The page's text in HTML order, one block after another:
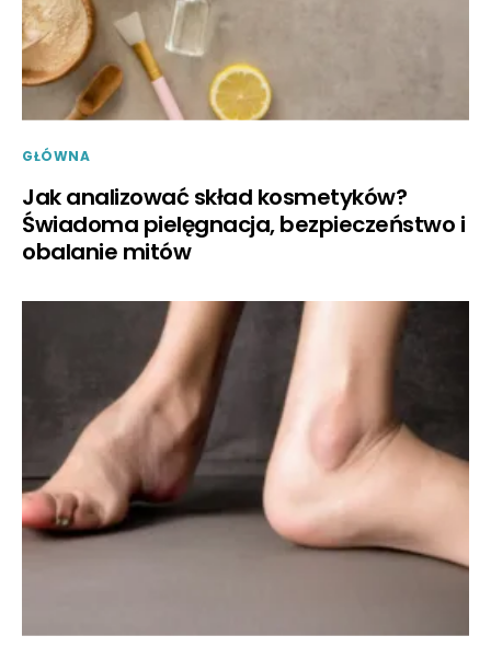
GŁÓWNA
Jak analizować skład kosmetyków?
Świadoma pielęgnacja, bezpieczeństwo i
obalanie mitów